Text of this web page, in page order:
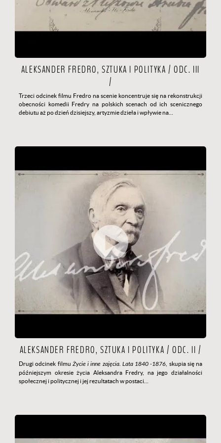
ALEKSANDER FREDRO, SZTUKA I POLITYKA / ODC. III
/
Trzeci odcinek filmu Fredro na scenie koncentruje się na rekonstrukcji
obecności komedii Fredry na polskich scenach od ich scenicznego
debiutu aż po dzień dzisiejszy, artyzmie dzieła i wpływie na…
ALEKSANDER FREDRO, SZTUKA I POLITYKA / ODC. II /
Drugi odcinek filmu Życie i inne zajęcia. Lata 1840 -1876 , skupia się na
późniejszym okresie życia Aleksandra Fredry, na jego działalności
społecznej i politycznej i jej rezultatach w postaci…